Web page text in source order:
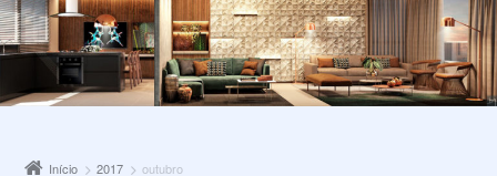
Início 2017 outubro